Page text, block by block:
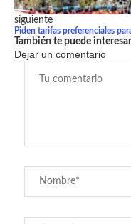
siguiente
Piden tarifas preferenciales
También te puede interesar
Dejar un comentario